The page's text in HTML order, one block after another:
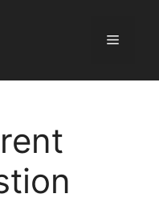
Menu